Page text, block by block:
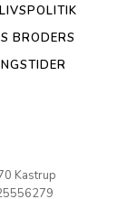
BRODERS
Kastrup